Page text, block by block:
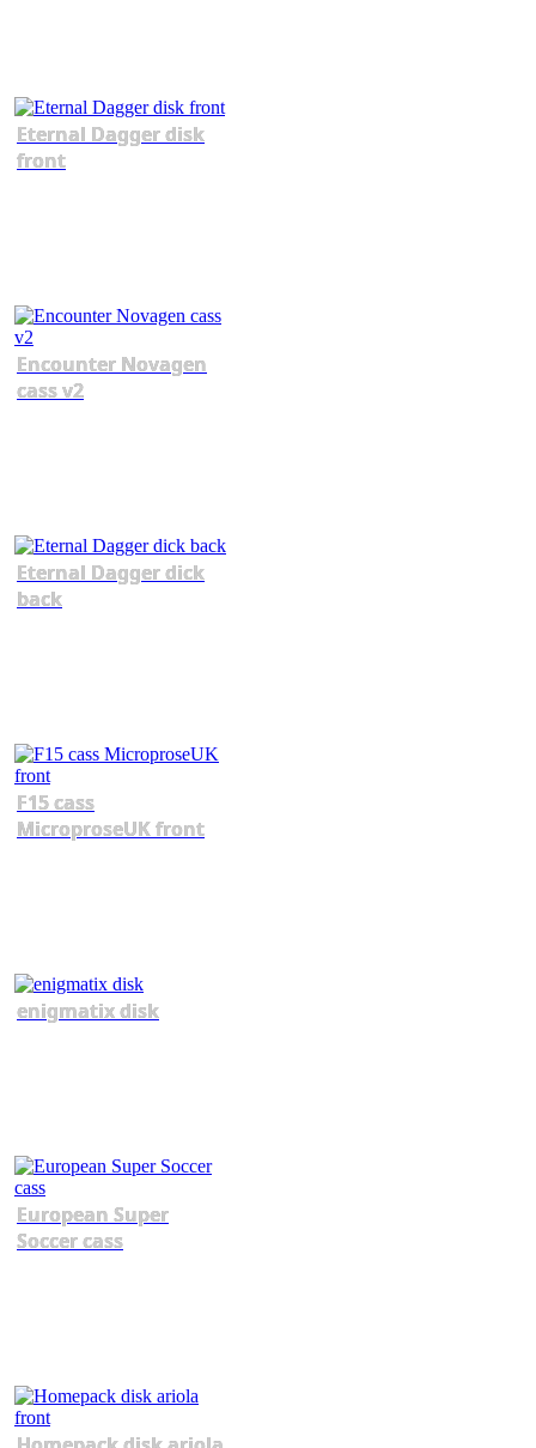
Eternal Dagger disk
front
Encounter Novagen
cass v2
Eternal Dagger dick
back
F15 cass
MicroproseUK front
enigmatix disk
European Super
Soccer cass